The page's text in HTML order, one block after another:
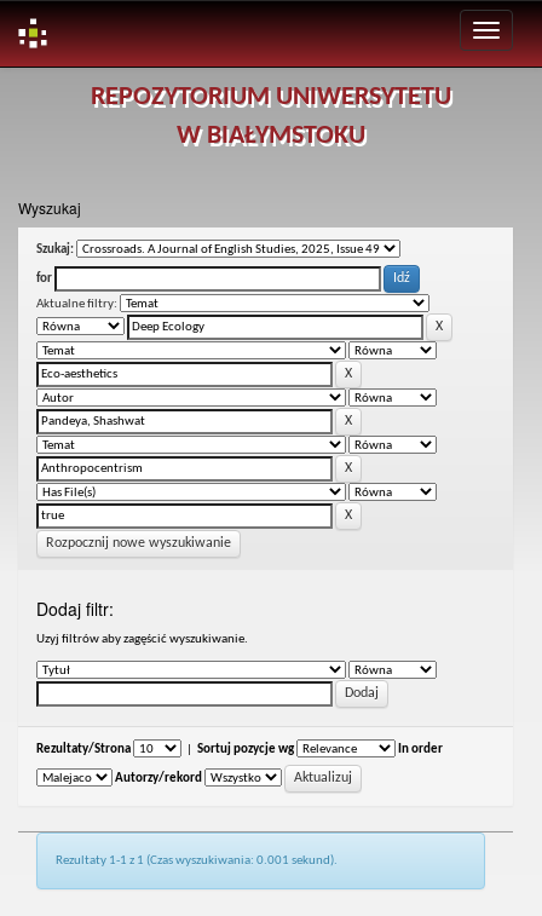
REPOZYTORIUM UNIWERSYTETU
W BIAŁYMSTOKU
Wyszukaj
Szukaj:
for
Aktualne filtry:
Rozpocznij nowe wyszukiwanie
Dodaj filtr:
Uzyj filtrów aby zagęścić wyszukiwanie.
Rezultaty/Strona Sortuj pozycje wg In order
Autorzy/rekord
Rezultaty 1-1 z 1 (Czas wyszukiwania: 0.001 sekund).